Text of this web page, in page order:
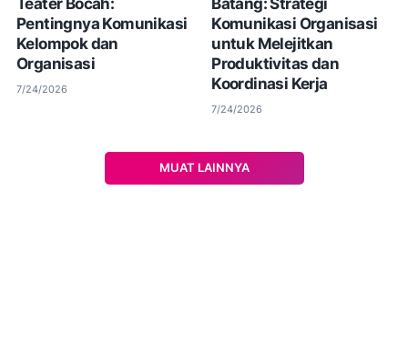
Pentingnya Komunikasi
Kelompok dan
Organisasi
7/24/2026
Komunikasi Organisasi
untuk Melejitkan
Produktivitas dan
Koordinasi Kerja
7/24/2026
MUAT LAINNYA